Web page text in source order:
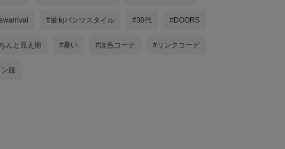
#最旬パンツスタイル #30代 #DOORS
んと見え術 #暑い #淡色コーデ #リンクコーデ
服